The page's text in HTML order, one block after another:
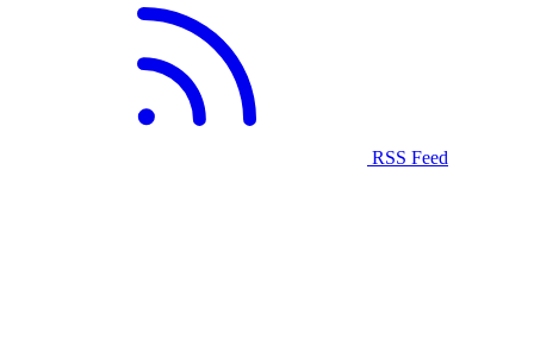
RSS Feed